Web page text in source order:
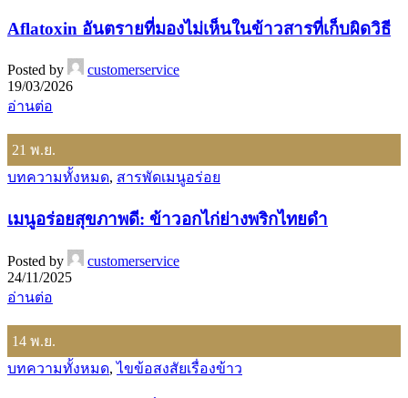
Aflatoxin อันตรายที่มองไม่เห็นในข้าวสารที่เก็บผิดวิธี
Posted by
customerservice
19/03/2026
อ่านต่อ
21 พ.ย.
บทความทั้งหมด, สารพัดเมนูอร่อย
เมนูอร่อยสุขภาพดี: ข้าวอกไก่ย่างพริกไทยดำ
Posted by
customerservice
24/11/2025
อ่านต่อ
14 พ.ย.
บทความทั้งหมด,ไขข้อสงสัยเรื่องข้าว